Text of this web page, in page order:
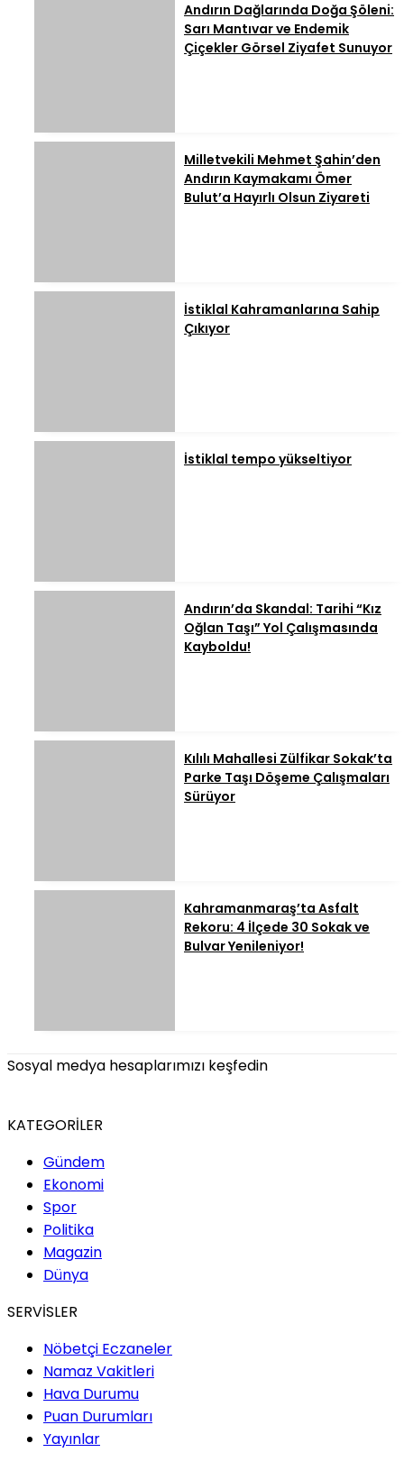
Andırın Dağlarında Doğa Şöleni:
Sarı Mantıvar ve Endemik
Çiçekler Görsel Ziyafet Sunuyor
Milletvekili Mehmet Şahin’den
Andırın Kaymakamı Ömer
Bulut’a Hayırlı Olsun Ziyareti
İstiklal Kahramanlarına Sahip
Çıkıyor
İstiklal tempo yükseltiyor
Andırın’da Skandal: Tarihi “Kız
Oğlan Taşı” Yol Çalışmasında
Kayboldu!
Kılılı Mahallesi Zülfikar Sokak’ta
Parke Taşı Döşeme Çalışmaları
Sürüyor
Kahramanmaraş’ta Asfalt
Rekoru: 4 İlçede 30 Sokak ve
Bulvar Yenileniyor!
Sosyal medya hesaplarımızı keşfedin
KATEGORİLER
Gündem
Ekonomi
Spor
Politika
Magazin
Dünya
SERVİSLER
Nöbetçi Eczaneler
Namaz Vakitleri
Hava Durumu
Puan Durumları
Yayınlar